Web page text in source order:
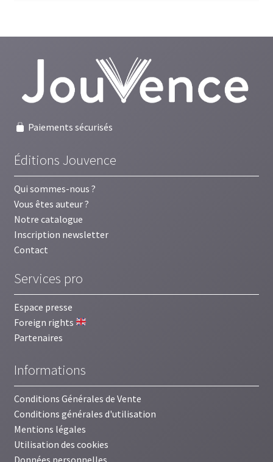
Paiements sécurisés
Éditions Jouvence
Qui sommes-nous ?
Vous êtes auteur ?
Notre catalogue
Inscription newsletter
Contact
Services pro
Espace presse
Foreign rights
Partenaires
Informations
Conditions Générales de Vente
Conditions générales d'utilisation
Mentions légales
Utilisation des cookies